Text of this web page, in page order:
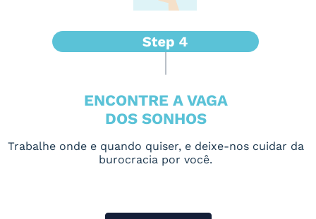
ENCONTRE A VAGA
DOS SONHOS
Trabalhe onde e quando quiser, e deixe-nos cuidar da
burocracia por você.